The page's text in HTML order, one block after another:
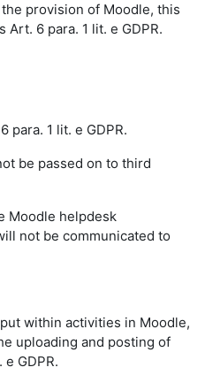
provision of Moodle, this
6 para. 1 lit. e GDPR.
1 lit. e GDPR.
be passed on to third
Moodle helpdesk
not be communicated to
within activities in Moodle,
uploading and posting of
GDPR.